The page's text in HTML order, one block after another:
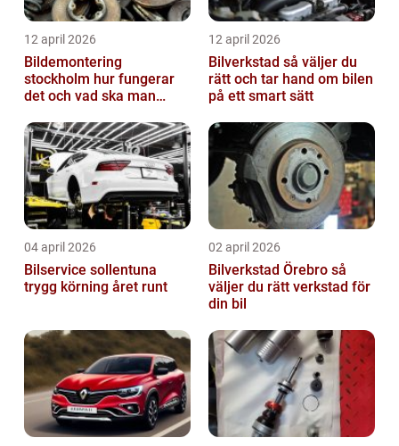
12 april 2026
Bildemontering
stockholm hur fungerar
det och vad ska man
12 april 2026
Bilverkstad så väljer du
rätt och tar hand om bilen
på ett smart sätt
04 april 2026
Bilservice sollentuna
trygg körning året runt
02 april 2026
Bilverkstad Örebro så
väljer du rätt verkstad för
din bil